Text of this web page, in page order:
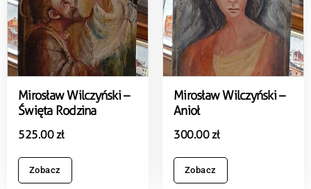
Mirosław Wilczyński –
Święta Rodzina
525.00zł
Zobacz
Mirosław Wilczyński –
Anioł
300.00zł
Zobacz